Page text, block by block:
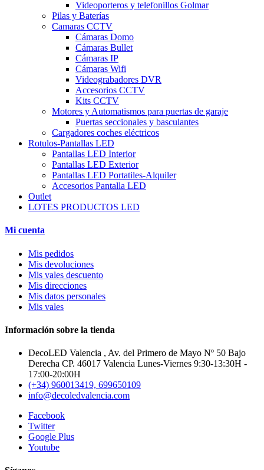
Videoporteros y telefonillos Golmar
Pilas y Baterías
Camaras CCTV
Cámaras Domo
Cámaras Bullet
Cámaras IP
Cámaras Wifi
Videograbadores DVR
Accesorios CCTV
Kits CCTV
Motores y Automatismos para puertas de garaje
Puertas seccionales y basculantes
Cargadores coches eléctricos
Rotulos-Pantallas LED
Pantallas LED Interior
Pantallas LED Exterior
Pantallas LED Portatiles-Alquiler
Accesorios Pantalla LED
Outlet
LOTES PRODUCTOS LED
Mi cuenta
Mis pedidos
Mis devoluciones
Mis vales descuento
Mis direcciones
Mis datos personales
Mis vales
Información sobre la tienda
DecoLED Valencia , Av. del Primero de Mayo Nº 50 Bajo
Derecha CP. 46017 Valencia Lunes-Viernes 9:30-13:30H -
17:00-20:00H
(+34) 960013419, 699650109
info@decoledvalencia.com
Facebook
Twitter
Google Plus
Youtube